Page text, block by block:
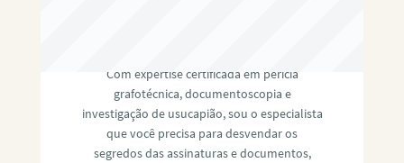
Com expertise certificada em perícia
grafotécnica, documentoscopia e
investigação de usucapião, sou o especialista
que você precisa para desvendar os
segredos das assinaturas e documentos,